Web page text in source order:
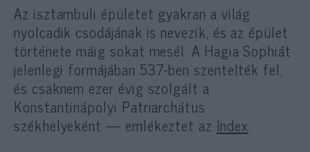
Az isztambuli épületet gyakran a világ
nyolcadik csodájának is nevezik, és az épület
története máig sokat mesél. A Hagia Sophiát
jelenlegi formájában 537-ben szentelték fel,
és csaknem ezer évig szolgált a
Konstantinápolyi Patriarchátus
székhelyeként — emlékeztet az Index.